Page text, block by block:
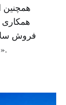
همچنین
فروش
«الکساندر»به عربستان سعودی خواهد بود.